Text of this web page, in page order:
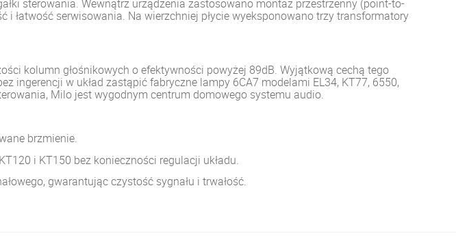
sterowania. Wewnątrz urządzenia zastosowano montaż przestrzenny (point-to-
i łatwość serwisowania. Na wierzchniej płycie wyeksponowano trzy transformatory
kolumn głośnikowych o efektywności powyżej 89dB. Wyjątkową cechą tego
w układ zastąpić fabryczne lampy 6CA7 modelami EL34, KT77, 6550,
Milo jest wygodnym centrum domowego systemu audio.
brzmienie.
i KT150 bez konieczności regulacji układu.
gwarantując czystość sygnału i trwałość.